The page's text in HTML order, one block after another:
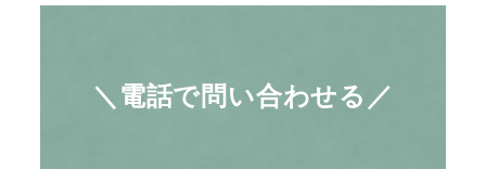
＼電話で問い合わせる／